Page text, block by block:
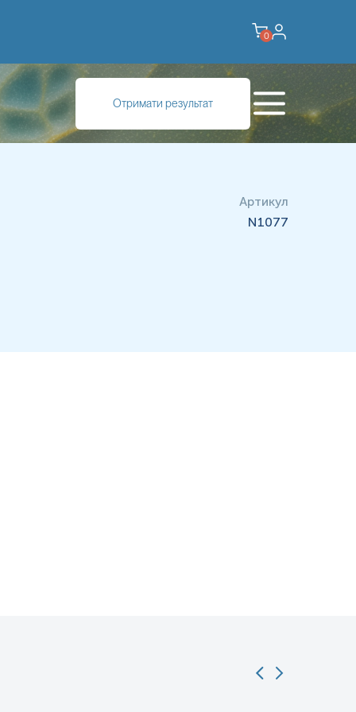
0
Отримати результат
Артикул
N1077